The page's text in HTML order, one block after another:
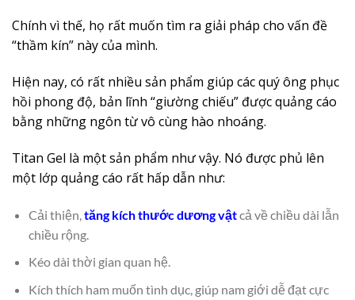
Chính vì thế, họ rất muốn tìm ra giải pháp cho vấn đề
“thầm kín” này của mình.
Hiện nay, có rất nhiều sản phẩm giúp các quý ông phục
hồi phong độ, bản lĩnh “giường chiếu” được quảng cáo
bằng những ngôn từ vô cùng hào nhoáng.
Titan Gel là một sản phẩm như vậy. Nó được phủ lên
một lớp quảng cáo rất hấp dẫn như:
Cải thiện, tăng kích thước dương vậtcả về chiều dài lẫn
chiều rộng.
Kéo dài thời gian quan hệ.
Kích thích ham muốn tình dục, giúp nam giới dễ đạt cực